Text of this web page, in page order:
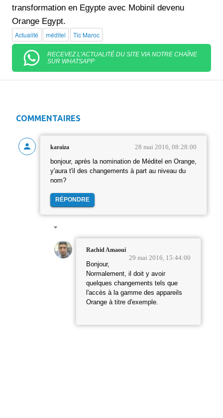
transformation en Egypte avec Mobinil devenu
Orange Egypt.
Actualité méditel Tic Maroc
RECEVEZ L'ACTUALITÉ DU SITE VIA NOTRE CHAÎNE
SUR WHATSAPP
COMMENTAIRES
karaiza 28 mai 2016, 08:28:00
bonjour, après la nomination de Méditel en Orange,
y'aura t'il des changements à part au niveau du
nom?
RÉPONDRE
Rachid Amaoui
29 mai 2016, 15:44:00
Bonjour,
Normalement, il doit y avoir
quelques changements tels que
l'accès à la gamme des appareils
Orange à titre d'exemple.